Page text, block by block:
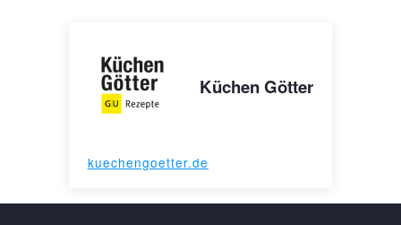
Küchen Götter
kuechengoetter.de